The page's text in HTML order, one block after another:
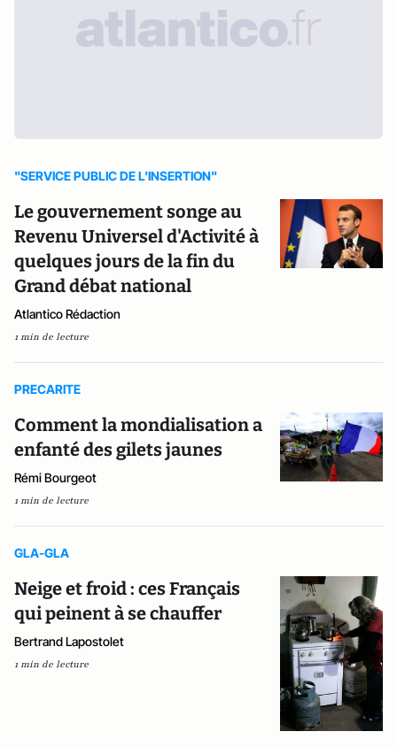
"SERVICE PUBLIC DE L'INSERTION"
Le gouvernement songe au
Revenu Universel d'Activité à
quelques jours de la fin du
Grand débat national
Atlantico Rédaction
1 min de lecture
PRECARITE
Comment la mondialisation a
enfanté des gilets jaunes
Rémi Bourgeot
1 min de lecture
GLA-GLA
Neige et froid : ces Français
qui peinent à se chauffer
Bertrand Lapostolet
1 min de lecture